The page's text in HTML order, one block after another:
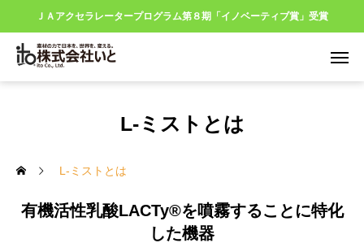
ＪＡアクセラレータープログラム第８期「イノベーティブ賞」受賞
L-ミストとは
L-ミストとは
有機活性乳酸LACTy®を噴霧することに特化
した機器